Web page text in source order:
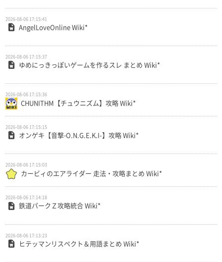
2026-08-06 17:15:41
AngelLoveOnline Wiki*
2026-08-06 17:15:37
ゆめにっきっぽいゲームを作るスレ まとめ Wiki*
2026-08-06 17:15:36
CHUNITHM【チュウニズム】攻略 Wiki*
2026-08-06 17:15:15
オンゲキ【音撃‐O.N.G.E.K.I-】攻略 Wiki*
2026-08-06 17:15:03
カービィのエアライダー 走法・攻略まとめ Wiki*
2026-08-06 17:14:18
鉄道パークＺ攻略統合 Wiki*
2026-08-06 17:13:23
ヒテッマンリスペクト＆用語まとめ Wiki*